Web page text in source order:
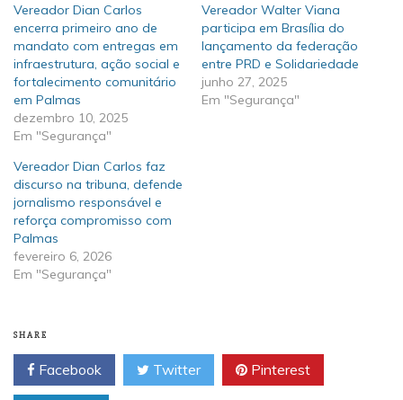
Vereador Dian Carlos
encerra primeiro ano de
mandato com entregas em
infraestrutura, ação social e
fortalecimento comunitário
em Palmas
dezembro 10, 2025
Em "Segurança"
Vereador Walter Viana
participa em Brasília do
lançamento da federação
entre PRD e Solidariedade
junho 27, 2025
Em "Segurança"
Vereador Dian Carlos faz
discurso na tribuna, defende
jornalismo responsável e
reforça compromisso com
Palmas
fevereiro 6, 2026
Em "Segurança"
SHARE
Facebook Twitter Pinterest